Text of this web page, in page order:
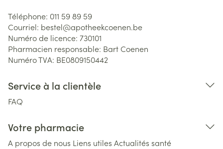
Téléphone: 011 59 89 59
Courriel: bestel@apotheekcoenen.be
Numéro de licence: 730101
Pharmacien responsable: Bart Coenen
Numéro TVA: BE0809150442
Service à la clientèle
FAQ
Votre pharmacie
A propos de nous Liens utiles Actualités santé